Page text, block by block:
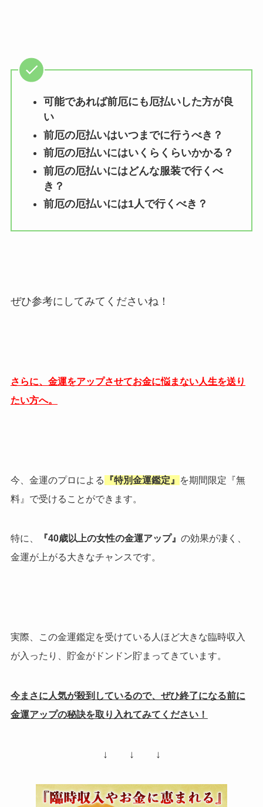
可能であれば前厄にも厄払いした方が良
い
前厄の厄払いはいつまでに行うべき？
前厄の厄払いにはいくらくらいかかる？
前厄の厄払いにはどんな服装で行くべ
き？
前厄の厄払いには1人で行くべき？
ぜひ参考にしてみてくださいね！
さらに、金運をアップさせてお金に悩まない人生を送り
たい方へ。
今、金運のプロによる 『特別金運鑑定』
を期間限定『無
料』で受けることができます。
特に、 『40歳以上の女性の金運アップ』 の効果が凄く、
金運が上がる大きなチャンスです。
実際、この金運鑑定を受けている人ほど大きな臨時収入
が入ったり、貯金がドンドン貯まってきています。
今まさに人気が殺到しているので、ぜひ終了になる前に
金運アップの秘訣を取り入れてみてください！
↓ ↓ ↓